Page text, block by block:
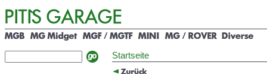
Startseite